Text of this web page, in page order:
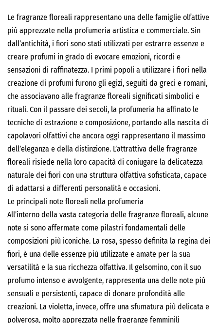
Le fragranze floreali rappresentano una delle famiglie olfattive
più apprezzate nella profumeria artistica e commerciale. Sin
dall’antichità, i fiori sono stati utilizzati per estrarre essenze e
creare profumi in grado di evocare emozioni, ricordi e
sensazioni di raffinatezza. I primi popoli a utilizzare i fiori nella
creazione di profumi furono gli egizi, seguiti da greci e romani,
che associavano alle fragranze floreali significati simbolici e
rituali. Con il passare dei secoli, la profumeria ha affinato le
tecniche di estrazione e composizione, portando alla nascita di
capolavori olfattivi che ancora oggi rappresentano il massimo
dell’eleganza e della distinzione. L’attrattiva delle fragranze
floreali risiede nella loro capacità di coniugare la delicatezza
naturale dei fiori con una struttura olfattiva sofisticata, capace
di adattarsi a differenti personalità e occasioni.
Le principali note floreali nella profumeria
All’interno della vasta categoria delle fragranze floreali, alcune
note si sono affermate come pilastri fondamentali delle
composizioni più iconiche. La rosa, spesso definita la regina dei
fiori, è una delle essenze più utilizzate e amate per la sua
versatilità e la sua ricchezza olfattiva. Il gelsomino, con il suo
profumo intenso e avvolgente, rappresenta una delle note più
sensuali e persistenti, capace di donare profondità alle
creazioni. La violetta, invece, offre una sfumatura più delicata e
polverosa, molto apprezzata nelle fragranze femminili